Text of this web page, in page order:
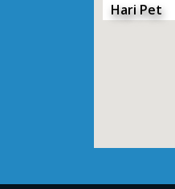
Hari Pet